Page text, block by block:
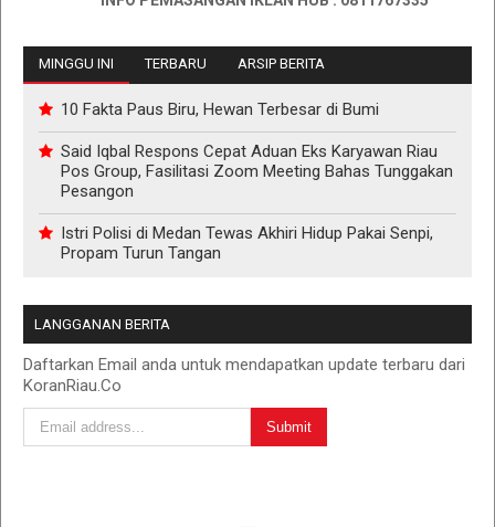
MINGGU INI TERBARU ARSIP BERITA
10 Fakta Paus Biru, Hewan Terbesar di Bumi
Said Iqbal Respons Cepat Aduan Eks Karyawan Riau
Pos Group, Fasilitasi Zoom Meeting Bahas Tunggakan
Pesangon
Istri Polisi di Medan Tewas Akhiri Hidup Pakai Senpi,
Propam Turun Tangan
LANGGANAN BERITA
Daftarkan Email anda untuk mendapatkan update terbaru dari
KoranRiau.Co